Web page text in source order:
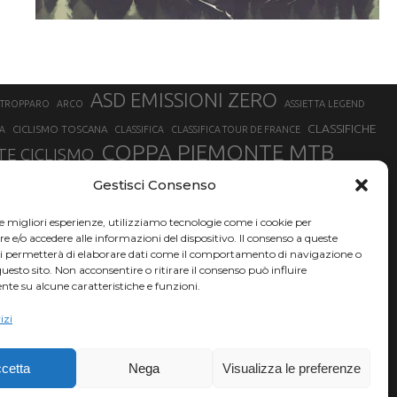
Gestisci Consenso
migliori esperienze, utilizziamo tecnologie come i cookie per
e/o accedere alle informazioni del dispositivo. Il consenso a queste
permetterà di elaborare dati come il comportamento di navigazione o
sito. Non acconsentire o ritirare il consenso può influire
su alcune caratteristiche e funzioni.
Nega Visualizza le preferenze
ARCO ASD EMISSIONI ZERO ASSIETTA LEGEND
CICLISMO TOSCANA CLASSIFICA CLASSIFICA TOUR DE FRANCE CLASSIFICHE
CICLISMO COPPA PIEMONTE MTB
FABIO ARU FIAB FINALE LIGURE
HERVÉ BARMASSE INSUBRIA BIKE FESTIVAL
LUCA BRAIDOT MARATHON BIKE DELLA BRIANZA
MATHIEU VAN DER POEL
TRIATHLON OLIMPICO